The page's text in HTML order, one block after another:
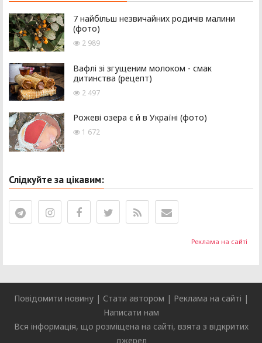
Реклама на сайті
7 найбільш незвичайних родичів малини
(фото)
2 989
Вафлі зі згущеним молоком - смак
дитинства (рецепт)
2 497
Рожеві озера є й в Україні (фото)
1 672
Слідкуйте за цікавим:
Повідомити новину| Стати автором | Реклама на сайті |
Написати нам
Вся інформація, що розміщена на сайті, взята з відкритих
джерел